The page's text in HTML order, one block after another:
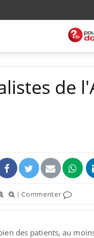
de
|Commenter
des patients, au